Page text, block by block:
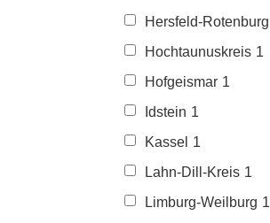
Hersfeld-Rotenburg
Hochtaunuskreis 1
Hofgeismar 1
Idstein 1
Kassel 1
Lahn-Dill-Kreis 1
Limburg-Weilburg 1